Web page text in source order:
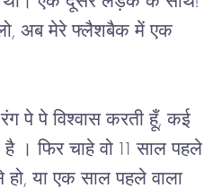
अब मेरे फ्लैशबैक में एक
पे पे विश्वास करती हूँ, कई
है । फिर चाहे वो 11 साल पहले
या एक साल पहले वाला